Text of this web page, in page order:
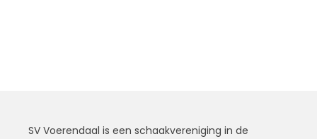
SV Voerendaal is een schaakvereniging in de